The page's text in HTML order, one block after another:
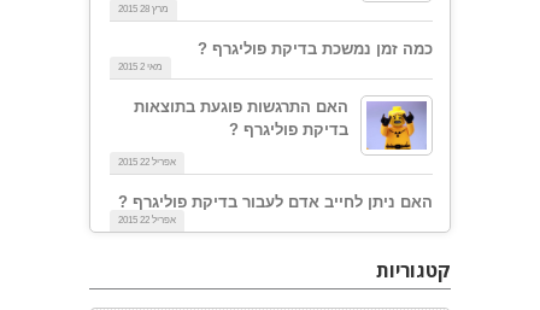
מרץ 28 2015
כמה זמן נמשכת בדיקת פוליגרף ?
מאי 2 2015
האם התרגשות פוגעת בתוצאות
בדיקת פוליגרף ?
אפריל 22 2015
האם ניתן לחייב אדם לעבור בדיקת פוליגרף ?
אפריל 22 2015
קטגוריות